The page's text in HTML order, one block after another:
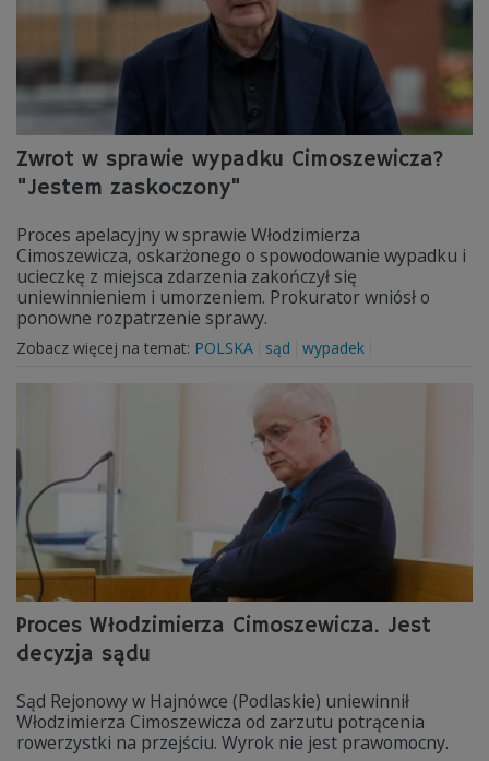
Zwrot w sprawie wypadku Cimoszewicza?
"Jestem zaskoczony"
Proces apelacyjny w sprawie Włodzimierza
Cimoszewicza, oskarżonego o spowodowanie wypadku i
ucieczkę z miejsca zdarzenia zakończył się
uniewinnieniem i umorzeniem. Prokurator wniósł o
ponowne rozpatrzenie sprawy.
Zobacz więcej na temat: POLSKA sąd wypadek
Proces Włodzimierza Cimoszewicza. Jest
decyzja sądu
Sąd Rejonowy w Hajnówce (Podlaskie) uniewinnił
Włodzimierza Cimoszewicza od zarzutu potrącenia
rowerzystki na przejściu. Wyrok nie jest prawomocny.